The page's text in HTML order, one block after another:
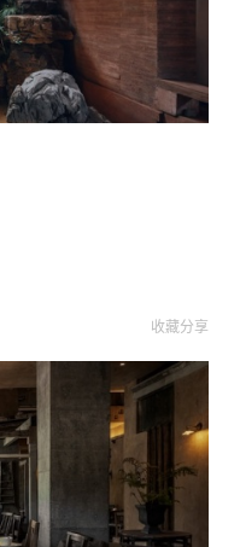
收藏分享